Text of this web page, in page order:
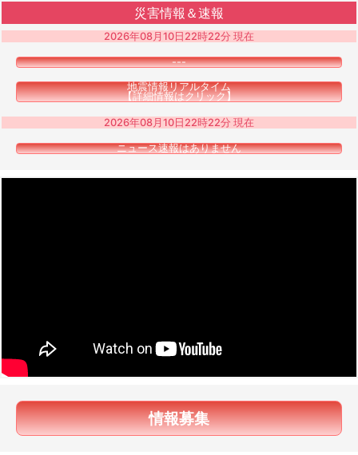
災害情報＆速報
2026年08月10日22時22分 現在
---
地震情報リアルタイム
【詳細情報はクリック】
2026年08月10日22時22分 現在
ニュース速報はありません
情報募集